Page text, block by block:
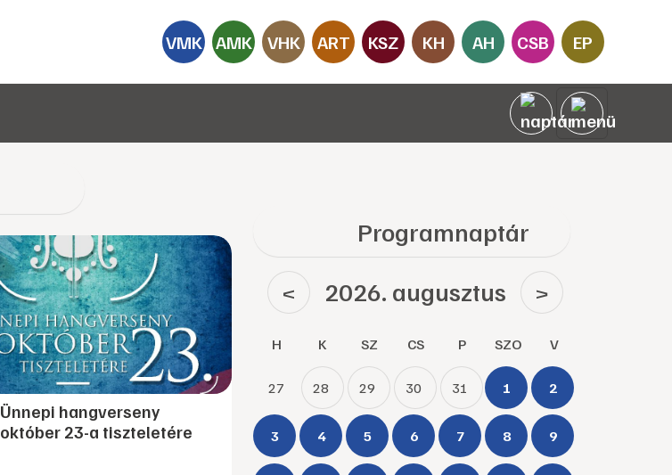
VMK AMK VHK ART KSZ KH AH CSB EP
Ünnepi hangverseny
október 23-a tiszteletére
Programnaptár
< 2026. augusztus >
H K SZ CS P SZO V
27 28 29 30 31 1 2
3 4 5 6 7 8 9